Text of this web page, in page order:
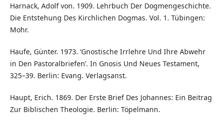
Harnack, Adolf von. 1909. Lehrbuch Der Dogmengeschichte.
Die Entstehung Des Kirchlichen Dogmas. Vol. 1. Tübingen:
Mohr.
Haufe, Günter. 1973. ‘Gnostische Irrlehre Und Ihre Abwehr
in Den Pastoralbriefen’. In Gnosis Und Neues Testament,
325–39. Berlin: Evang. Verlagsanst.
Haupt, Erich. 1869. Der Erste Brief Des Johannes: Ein Beitrag
Zur Biblischen Theologie. Berlin: Töpelmann.